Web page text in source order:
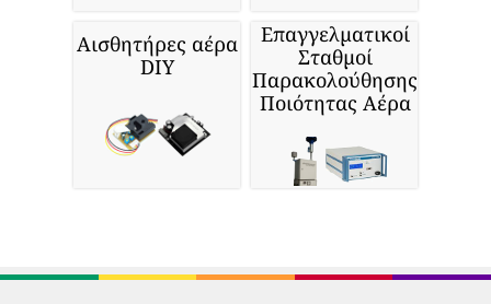
Αισθητήρες αέρα
DIY
Επαγγελματικοί
Σταθμοί
Παρακολούθησης
Ποιότητας Αέρα